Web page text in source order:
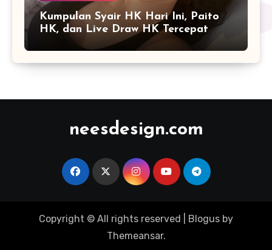
Kumpulan Syair HK Hari Ini, Paito
HK, dan Live Draw HK Tercepat
neesdesign.com
Copyright © All rights reserved Blogus by
Themeansar.